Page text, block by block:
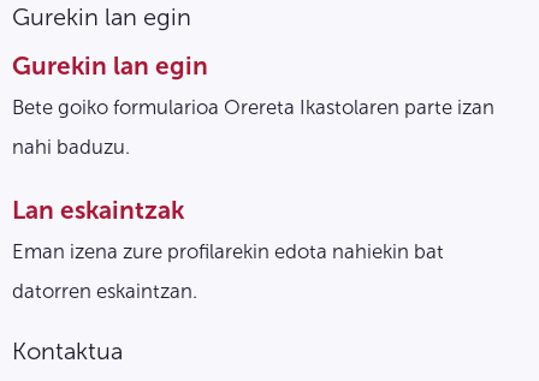
Gurekin lan egin
Gurekin lan egin
Bete goiko formularioa Orereta Ikastolaren parte izan
nahi baduzu.
Lan eskaintzak
Eman izena zure profilarekin edota nahiekin bat
datorren eskaintzan.
Kontaktua